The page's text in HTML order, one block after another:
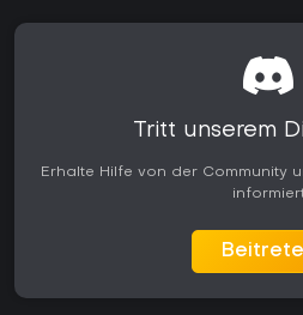
Tritt unserem
Erhalte Hilfe von der Community